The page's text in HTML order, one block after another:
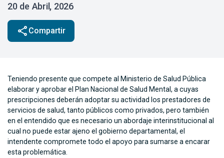
20 de Abril, 2026
share Compartir
Teniendo presente que compete al Ministerio de Salud Pública
elaborar y aprobar el Plan Nacional de Salud Mental, a cuyas
prescripciones deberán adoptar su actividad los prestadores de
servicios de salud, tanto públicos como privados, pero también
en el entendido que es necesario un abordaje interinstitucional al
cual no puede estar ajeno el gobierno departamental, el
intendente compromete todo el apoyo para sumarse a encarar
esta problemática.